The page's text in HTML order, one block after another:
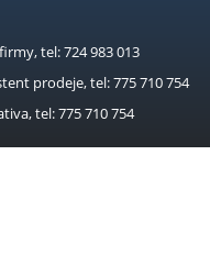
tel: 724 983 013
prodeje, tel: 775 710 754
tel: 775 710 754